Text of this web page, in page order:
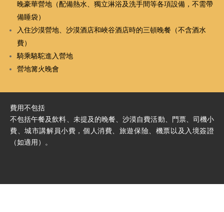
晚豪華營地（配備熱水、獨立淋浴及洗手間等各項設備，不需帶
備睡袋）
入住沙漠營地、沙漠酒店和峽谷酒店時的三頓晚餐（不含酒水
費）
騎乘駱駝進入營地
營地篝火晚會
費用不包括
不包括午餐及飲料、未提及的晚餐、沙漠自費活動、門票、司機小
費、城市講解員小費，個人消費、旅遊保險、機票以及入境簽證
（如適用）。